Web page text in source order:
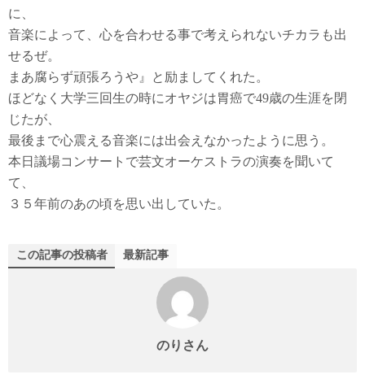
に、
音楽によって、心を合わせる事で考えられないチカラも出
せるぜ。
まあ腐らず頑張ろうや』と励ましてくれた。
ほどなく大学三回生の時にオヤジは胃癌で49歳の生涯を閉
じたが、
最後まで心震える音楽には出会えなかったように思う。
本日議場コンサートで芸文オーケストラの演奏を聞いて
て、
３５年前のあの頃を思い出していた。
この記事の投稿者 最新記事
のりさん